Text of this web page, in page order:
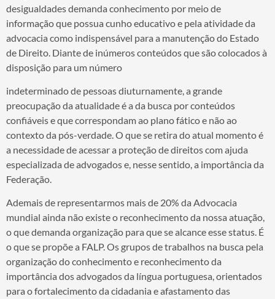
desigualdades demanda conhecimento por meio de
informação que possua cunho educativo e pela atividade da
advocacia como indispensável para a manutenção do Estado
de Direito. Diante de inúmeros conteúdos que são colocados à
disposição para um número
indeterminado de pessoas diuturnamente, a grande
preocupação da atualidade é a da busca por conteúdos
confiáveis e que correspondam ao plano fático e não ao
contexto da pós-verdade. O que se retira do atual momento é
a necessidade de acessar a proteção de direitos com ajuda
especializada de advogados e, nesse sentido, a importância da
Federação.
Ademais de representarmos mais de 20% da Advocacia
mundial ainda não existe o reconhecimento da nossa atuação,
o que demanda organização para que se alcance esse status. É
o que se propõe a FALP. Os grupos de trabalhos na busca pela
organização do conhecimento e reconhecimento da
importância dos advogados da língua portuguesa, orientados
para o fortalecimento da cidadania e afastamento das